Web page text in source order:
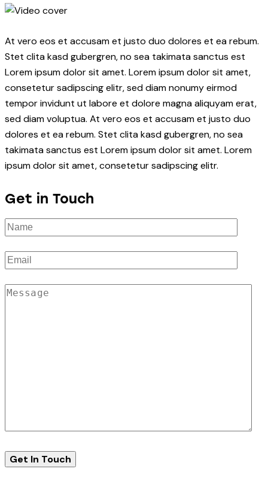
At vero eos et accusam et justo duo dolores et ea rebum.
Stet clita kasd gubergren, no sea takimata sanctus est
Lorem ipsum dolor sit amet. Lorem ipsum dolor sit amet,
consetetur sadipscing elitr, sed diam nonumy eirmod
tempor invidunt ut labore et dolore magna aliquyam erat,
sed diam voluptua. At vero eos et accusam et justo duo
dolores et ea rebum. Stet clita kasd gubergren, no sea
takimata sanctus est Lorem ipsum dolor sit amet. Lorem
ipsum dolor sit amet, consetetur sadipscing elitr.
Get in Touch